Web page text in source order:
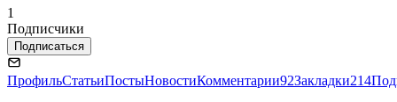
1
Подписчики
Подписаться
ПрофильСтатьиПостыНовостиКомментарии92Закладки214